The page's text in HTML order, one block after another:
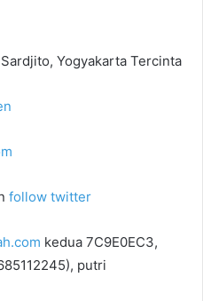
Yogyakarta Tercinta
follow twitter
kedua 7C9E0EC3,
putri